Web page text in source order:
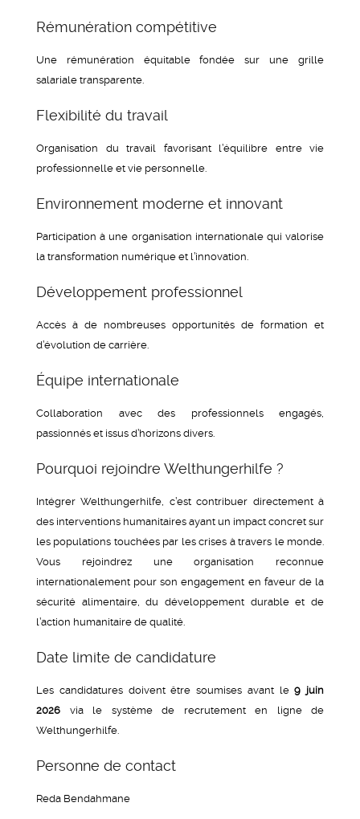
Rémunération compétitive
Une rémunération équitable fondée sur une grille
salariale transparente.
Flexibilité du travail
Organisation du travail favorisant l’équilibre entre vie
professionnelle et vie personnelle.
Environnement moderne et innovant
Participation à une organisation internationale qui valorise
la transformation numérique et l’innovation.
Développement professionnel
Accès à de nombreuses opportunités de formation et
d’évolution de carrière.
Équipe internationale
Collaboration avec des professionnels engagés,
passionnés et issus d’horizons divers.
Pourquoi rejoindre Welthungerhilfe ?
Intégrer Welthungerhilfe, c’est contribuer directement à
des interventions humanitaires ayant un impact concret sur
les populations touchées par les crises à travers le monde.
Vous rejoindrez une organisation reconnue
internationalement pour son engagement en faveur de la
sécurité alimentaire, du développement durable et de
l’action humanitaire de qualité.
Date limite de candidature
Les candidatures doivent être soumises avant le9 juin
2026 via le système de recrutement en ligne de
Welthungerhilfe.
Personne de contact
Reda Bendahmane